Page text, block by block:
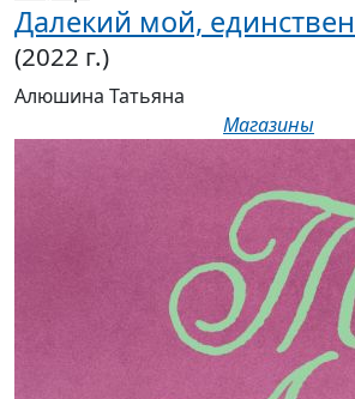
Далекий мой,
(2022 г.)
Алюшина Татьяна
Магазины